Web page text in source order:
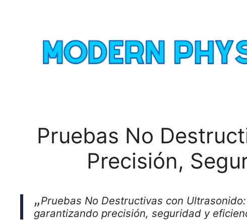
Pruebas No
Precisión,
Pruebas No Destructivas con
garantizando precisión, seguridad y